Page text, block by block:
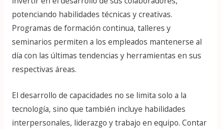
potenciando habilidades técnicas y creativas.
Programas de formación continua, talleres y
seminarios permiten a los empleados mantenerse al
día con las últimas tendencias y herramientas en sus
respectivas áreas.
El desarrollo de capacidades no se limita solo a la
tecnología, sino que también incluye habilidades
interpersonales, liderazgo y trabajo en equipo. Contar